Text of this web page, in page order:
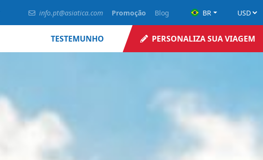
info.pt@asiatica.com Promoção Blog BR
TESTEMUNHO PERSONALIZA SUA VIAGEM